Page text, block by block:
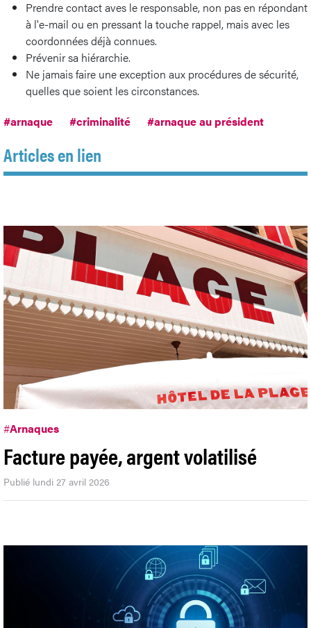
Prendre contact aves le responsable, non pas en répondant
à l'e-mail ou en pressant la touche rappel, mais avec les
coordonnées déjà connues.
Prévenir sa hiérarchie.
Ne jamais faire une exception aux procédures de sécurité,
quelles que soient les circonstances.
#arnaque
#criminalité #arnaque au président
Articles en lien
#Arnaques
Facture payée, argent volatilisé
Publié lundi 27 avril 2026